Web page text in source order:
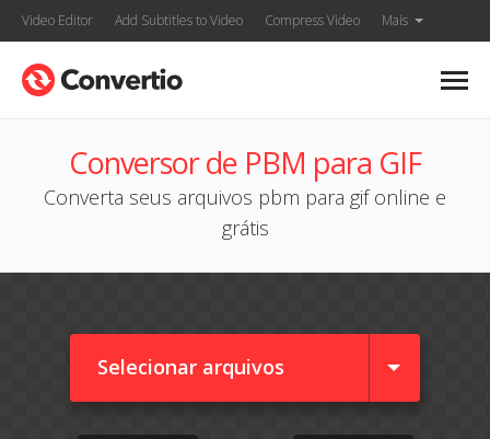
Video Editor Add Subtitles to Video Compress Video Mais
Conversor de PBM para GIF
Converta seus arquivos pbm para gif online e
grátis
Selecionar arquivos